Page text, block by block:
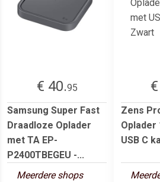
€ 40.95
Samsung Super Fast
Draadloze Oplader
met TA EP-
P2400TBEGEU -...
Meerdere shops
Zens
Oplader
USB C